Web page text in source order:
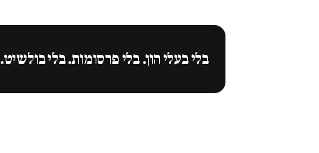
בלי בעלי הון. בלי פרסומות. בלי בולשיט.